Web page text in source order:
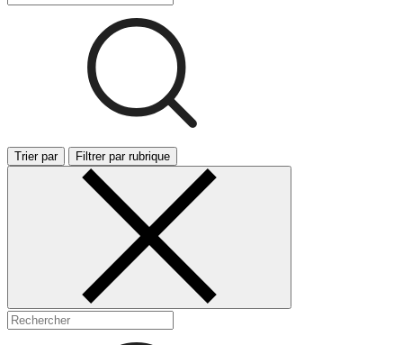
Trier par Filtrer par rubrique